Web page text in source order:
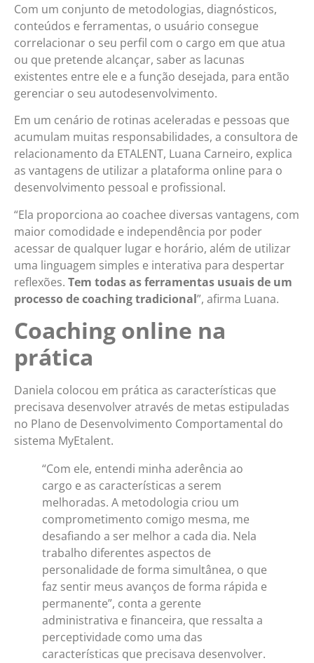
Com um conjunto de metodologias, diagnósticos,
conteúdos e ferramentas, o usuário consegue
correlacionar o seu perfil com o cargo em que atua
ou que pretende alcançar, saber as lacunas
existentes entre ele e a função desejada, para então
gerenciar o seu autodesenvolvimento.
Em um cenário de rotinas aceleradas e pessoas que
acumulam muitas responsabilidades, a consultora de
relacionamento da ETALENT, Luana Carneiro, explica
as vantagens de utilizar a plataforma online para o
desenvolvimento pessoal e profissional.
“Ela proporciona ao coachee diversas vantagens, com
maior comodidade e independência por poder
acessar de qualquer lugar e horário, além de utilizar
uma linguagem simples e interativa para despertar
reflexões. Tem todas as ferramentas usuais de um
processo de coaching tradicional”, afirma Luana.
Coaching online na
prática
Daniela colocou em prática as características que
precisava desenvolver através de metas estipuladas
no Plano de Desenvolvimento Comportamental do
sistema MyEtalent.
“Com ele, entendi minha aderência ao
cargo e as características a serem
melhoradas. A metodologia criou um
comprometimento comigo mesma, me
desafiando a ser melhor a cada dia. Nela
trabalho diferentes aspectos de
personalidade de forma simultânea, o que
faz sentir meus avanços de forma rápida e
permanente”, conta a gerente
administrativa e financeira, que ressalta a
perceptividade como uma das
características que precisava desenvolver.